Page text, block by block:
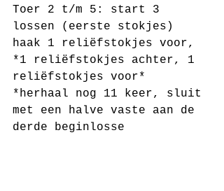
Toer 2 t/m 5: start 3
lossen (eerste stokjes)
haak 1 reliëfstokjes voor,
*1 reliëfstokjes achter, 1
reliëfstokjes voor*
*herhaal nog 11 keer, sluit
met een halve vaste aan de
derde beginlosse